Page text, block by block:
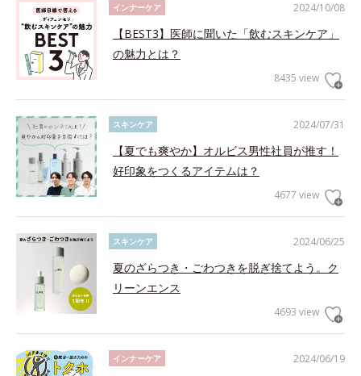
2024/10/08
インナーケア
【BEST3】医師に聞いた「飲むスキンケア」
の魅力とは？
8435 view
2024/07/31
スキンケア
【夏でも爽やか】オルビス男性社員が推す！
好印象をつくるアイテムは？
4677 view
2024/06/25
スキンケア
夏のざらつき・ごわつきを脱ぎ捨てよう。ク
リーンエンス
4693 view
2024/06/19
インナーケア